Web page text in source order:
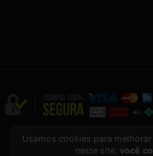
Balieiro e Balieiro comércio de
Usamos cookies para
neste site, você